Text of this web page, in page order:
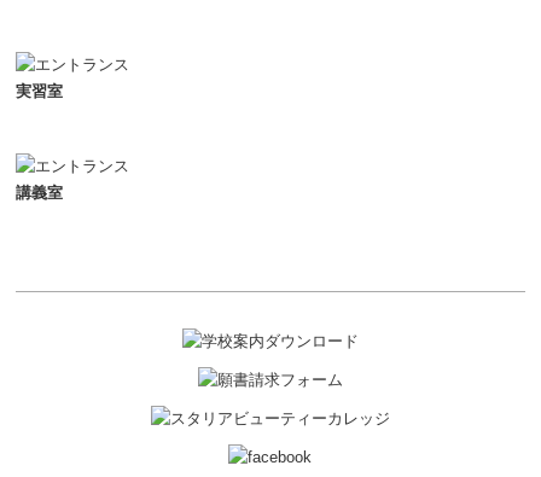
実習室
講義室